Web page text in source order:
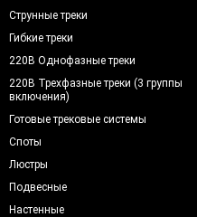
Струнные треки
Гибкие треки
220В Однофазные треки
220В Трехфазные треки (3 группы
включения)
Готовые трековые системы
Споты
Люстры
Подвесные
Настенные